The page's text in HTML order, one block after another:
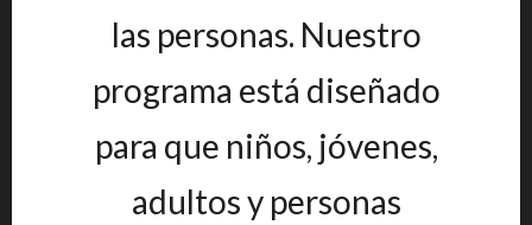
las personas. Nuestro
programa está diseñado
para que niños, jóvenes,
adultos y personas